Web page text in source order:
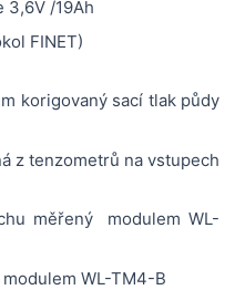
3,6V /19Ah
FINET)
korigovaný sací tlak půdy
z tenzometrů na vstupech
měřený modulem WL-
WL-TM4-B